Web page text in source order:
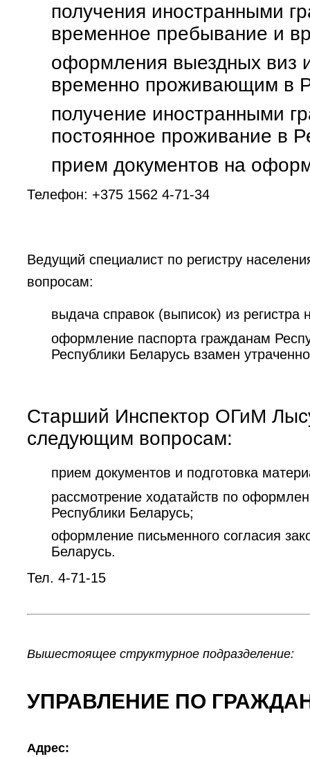
получения иностранными
временное пребывание и
оформления выездных виз
временно проживающим в
получение иностранными
постоянное проживание в
прием документов на
Телефон: +375 1562 4-71-34
Ведущий специалист по регистру
вопросам:
выдача справок (выписок) из регистра
оформление паспорта гражданам
Республики Беларусь взамен
Старший Инспектор ОГиМ
следующим вопросам:
прием документов и подготовка
рассмотрение ходатайств по
Республики Беларусь;
оформление письменного согласия
Беларусь.
Тел. 4-71-15
Вышестоящее структурное подразделение:
УПРАВЛЕНИЕ ПО
Адрес: